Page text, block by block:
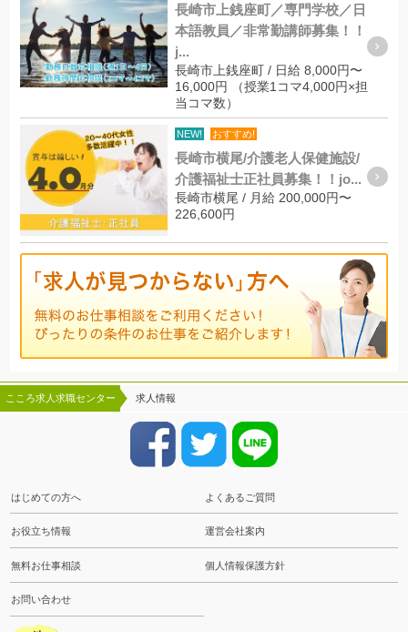
長崎市上銭座町／専門学校／日
本語教員／非常勤講師募集！！
j...
長崎市上銭座町 / 日給 8,000円〜
16,000円 （授業1コマ4,000円×担
当コマ数）
NEW! おすすめ!
長崎市横尾/介護老人保健施設/
介護福祉士正社員募集！！jo...
長崎市横尾 / 月給 200,000円〜
226,600円
こころ求人求職センター 求人情報
はじめての方へ よくあるご質問
お役立ち情報 運営会社案内
無料お仕事相談 個人情報保護方針
お問い合わせ